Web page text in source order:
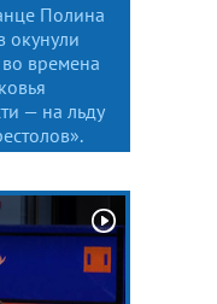
Полина
окунули
времена
— на льду